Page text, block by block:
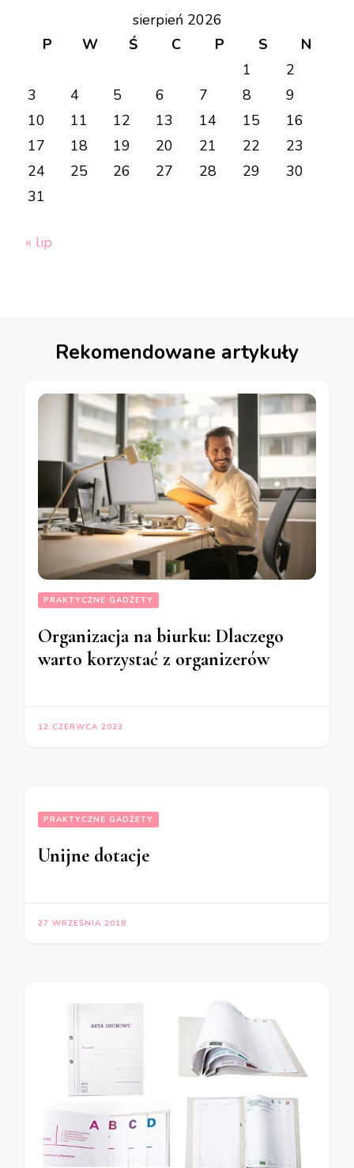
sierpień 2026
P
W Ś C P S
N
1
2
3
4 5 6 7 8
9
10
11 12 13 14 15
16
17
18 19 20 21 22
23
24
25 26 27 28 29
30
31
« lip
Rekomendowane artykuły
PRAKTYCZNE GADŻETY
Organizacja na biurku: Dlaczego
warto korzystać z organizerów
12 CZERWCA 2023
PRAKTYCZNE GADŻETY
Unijne dotacje
27 WRZEŚNIA 2018